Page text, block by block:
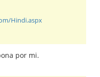
Hindi.aspx
por mi.